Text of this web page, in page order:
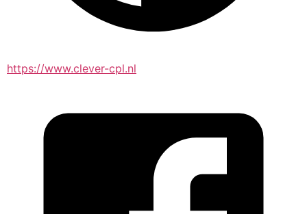
https://www.clever-cpl.nl